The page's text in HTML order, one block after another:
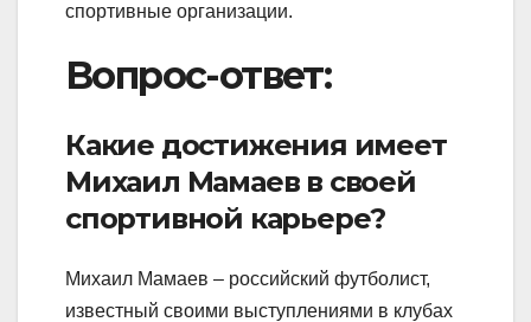
спортивные организации.
Вопрос-ответ:
Какие достижения имеет
Михаил Мамаев в своей
спортивной карьере?
Михаил Мамаев – российский футболист,
известный своими выступлениями в клубах